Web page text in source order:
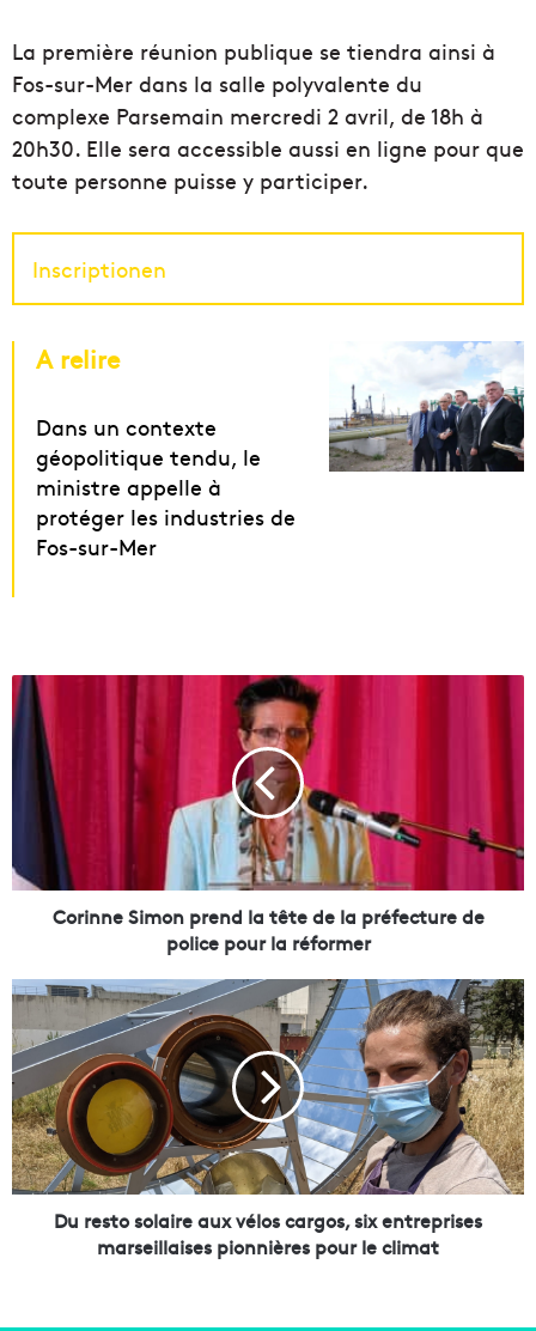
La première réunion publique se tiendra ainsi à
Fos-sur-Mer dans la salle polyvalente du
complexe Parsemain mercredi 2 avril, de 18h à
20h30. Elle sera accessible aussi en ligne pour que
toute personne puisse y participer.
Inscriptionen
A relire
Dans un contexte
géopolitique tendu, le
ministre appelle à
protéger les industries de
Fos-sur-Mer
C
o
r
S
i
p
e
n
d
l
a
t
ê
Corinne Simon prend la tête de la préfecture de
police pour la réformer
D
r
e
s
t
o
s
o
Du resto solaire aux vélos cargos, six entreprises
marseillaises pionnières pour le climat